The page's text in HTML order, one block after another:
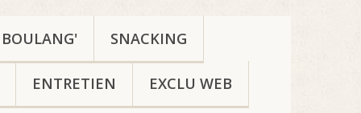
BOULANG' SNACKING
ENTRETIEN EXCLU WEB